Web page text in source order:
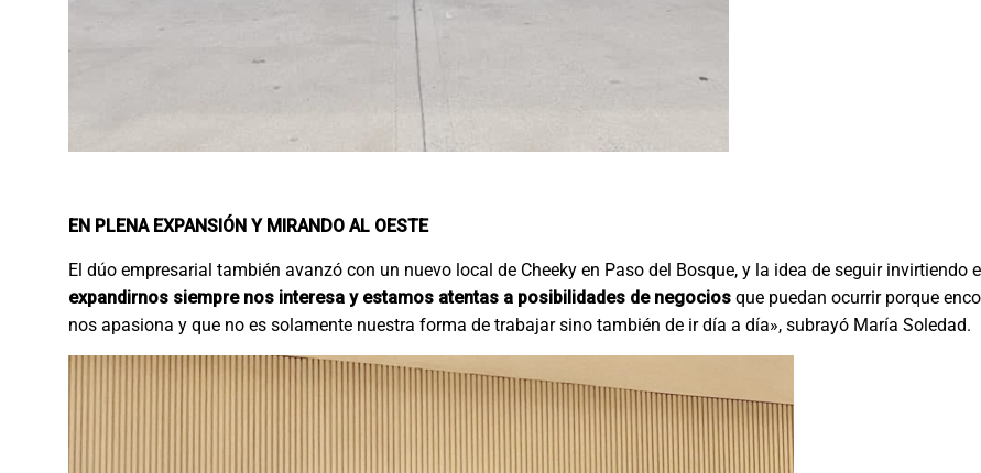
EN PLENA EXPANSIÓN Y MIRANDO AL OESTE
El dúo empresarial también avanzó con un nuevo local de Cheeky en Paso del Bosque, y la idea de seguir invirtiendo
expandirnos siempre nos interesa y estamos atentas a posibilidades de negocios que puedan ocurrir porque
nos apasiona y que no es solamente nuestra forma de trabajar sino también de ir día a día», subrayó María Soledad.